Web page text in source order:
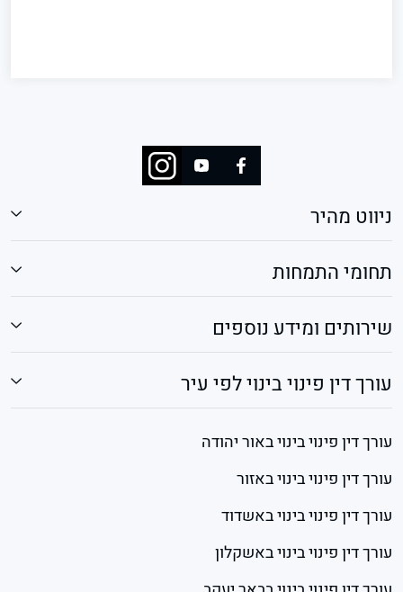
ניווט מהיר
תחומי התמחות
שירותים ומידע נוספים
עורך דין פינוי בינוי לפי עיר
עורך דין פינוי בינוי באור יהודה
עורך דין פינוי בינוי באזור
עורך דין פינוי בינוי באשדוד
עורך דין פינוי בינוי באשקלון